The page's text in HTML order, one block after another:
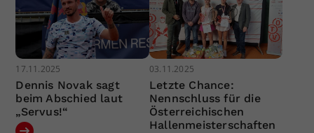
17.11.2025
Dennis Novak sagt
beim Abschied laut
„Servus!“
03.11.2025
Letzte Chance:
Nennschluss für die
Österreichischen
Hallenmeisterschaften